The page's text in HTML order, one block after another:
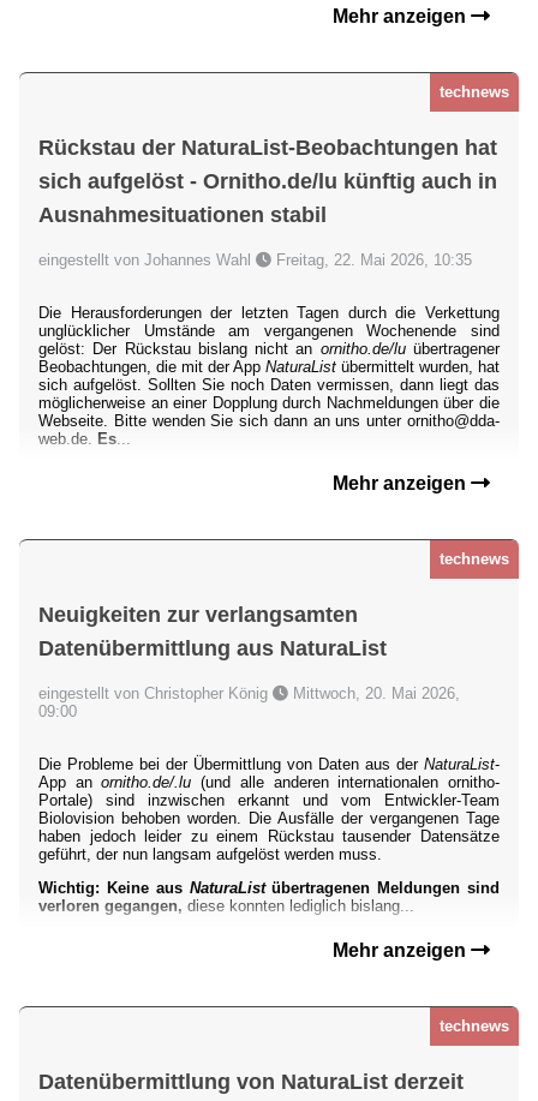
Mehr anzeigen
technews
Rückstau der NaturaList-Beobachtungen hat
sich aufgelöst - Ornitho.de/lu künftig auch in
Ausnahmesituationen stabil
eingestellt von Johannes Wahl Freitag, 22. Mai 2026, 10:35
Die Herausforderungen der letzten Tagen durch die Verkettung
unglücklicher Umstände am vergangenen Wochenende sind
gelöst: Der Rückstau bislang nicht an ornitho.de/luübertragener
Beobachtungen, die mit der App NaturaList übermittelt wurden, hat
sich aufgelöst. Sollten Sie noch Daten vermissen, dann liegt das
möglicherweise an einer Dopplung durch Nachmeldungen über die
Webseite. Bitte wenden Sie sich dann an uns unter ornitho@dda-
web.de. Es...
Mehr anzeigen
technews
Neuigkeiten zur verlangsamten
Datenübermittlung aus NaturaList
eingestellt von Christopher König
Mittwoch, 20. Mai 2026,
09:00
Die Probleme bei der Übermittlung von Daten aus der NaturaList-
App anornitho.de/.lu (und alle anderen internationalen ornitho-
Portale) sind inzwischen erkannt und vom Entwickler-Team
Biolovision behoben worden. Die Ausfälle der vergangenen Tage
haben jedoch leider zu einem Rückstau tausender Datensätze
geführt, der nun langsam aufgelöst werden muss.
Wichtig: Keine aus NaturaListübertragenen Meldungen sind
verloren gegangen, diese konnten lediglich bislang...
Mehr anzeigen
technews
Datenübermittlung von NaturaList derzeit